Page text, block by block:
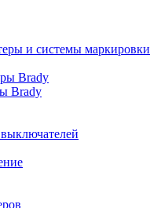
и системы маркировки
Brady
Brady